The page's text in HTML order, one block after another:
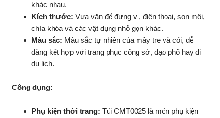
khác nhau.
Kích thước: Vừa vặn để đựng ví, điện thoại, son môi,
chìa khóa và các vật dụng nhỏ gọn khác.
Màu sắc: Màu sắc tự nhiên của mây tre và cói, dễ
dàng kết hợp với trang phục công sở, dạo phố hay đi
du lịch.
Công dụng:
Phụ kiện thời trang: Túi CMT0025 là món phụ kiện